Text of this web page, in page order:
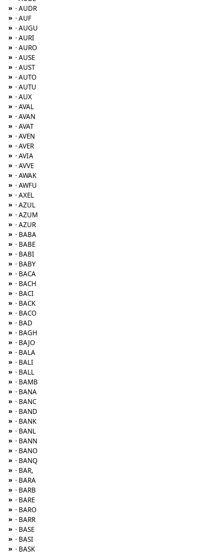
» · AUDR
» · AUF
» · AUGU
» · AURI
» · AURO
» · AUSE
» · AUST
» · AUTO
» · AUTU
» · AUX
» · AVAL
» · AVAN
» · AVAT
» · AVEN
» · AVER
» · AVIA
» · AVVE
» · AWAK
» · AWFU
» · AXEL
» · AZUL
» · AZUM
» · AZUR
» · BABA
» · BABE
» · BABI
» · BABY
» · BACA
» · BACH
» · BACI
» · BACK
» · BACO
» · BAD
» · BAGH
» · BAJO
» · BALA
» · BALI
» · BALL
» · BAMB
» · BANA
» · BANC
» · BAND
» · BANK
» · BANL
» · BANN
» · BANO
» · BANQ
» · BAR,
» · BARA
» · BARB
» · BARE
» · BARO
» · BARR
» · BASE
» · BASI
» · BASK